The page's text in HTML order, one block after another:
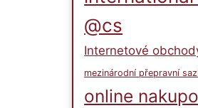
@cs
Internetové
mezinárodní přepravní
online